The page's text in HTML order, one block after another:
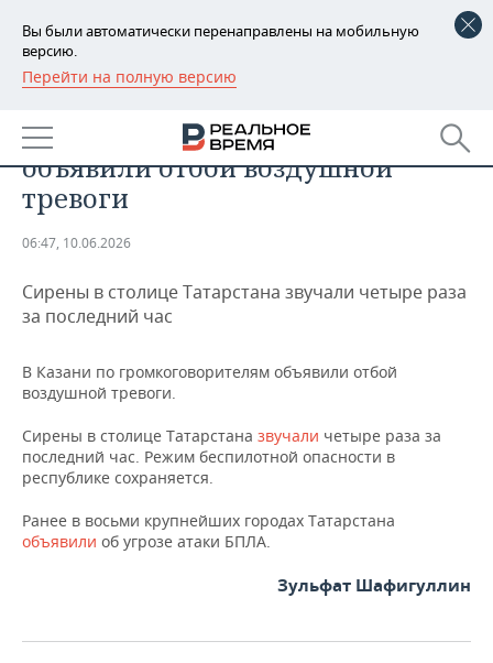
Вы были автоматически перенаправлены на мобильную
версию.
Перейти на полную версию
РЕГИОНЫ
БАШКОРТОСТАН
ТАТАРСТАН
НОВОСТИ
АНАЛИТИКА
ДЕКЛАРАЦИИ О ДОХОДАХ
КОРОЛИ ГОСЗАКАЗА ПФО
ВУЗЫ ТАТАРСТАНА
КОМУ ПРИНАДЛЕЖАТ
ТОРГОВЫЕ ЦЕНТРЫ
ТАТАРСТАНА
НОВОСТИ ЭКОНОМИКИ
ФИНАНСЫ
БАНКИ
БЮДЖЕТ
ИНВЕСТИЦИИ
ПРОМЫШЛЕННОСТЬ
НОВОСТИ
АГРОПРОМ
МАШИНОСТРОЕНИЕ
НЕФТЬ
НЕДВИЖИМОСТЬ
НОВОСТИ НЕДВИЖИМОСТИ
АВТО
НОВОСТИ АВТО
БИЗНЕС
НОВОСТИ БИЗНЕСА
РОЗНИЧНАЯ ТОРГОВЛЯ
УСЛУГИ
ТЕХНОЛОГИИ
НОВОСТИ ТЕХНОЛОГИЙ
МЕДИА
МЕРОПРИЯТИЯ
ВЫЕЗДНАЯ РЕДАКЦИЯ
НОВОСТИ СПОРТА
ОБЩЕСТВО
В Казани по громкоговорителям
объявили отбой воздушной
тревоги
06:47, 10.06.2026
Сирены в столице Татарстана звучали четыре раза
за последний час
В Казани по громкоговорителям объявили отбой
воздушной тревоги.
Сирены в столице Татарстана звучали четыре раза за
последний час. Режим беспилотной опасности в
республике сохраняется.
Ранее в восьми крупнейших городах Татарстана
объявили об угрозе атаки БПЛА.
Зульфат Шафигуллин